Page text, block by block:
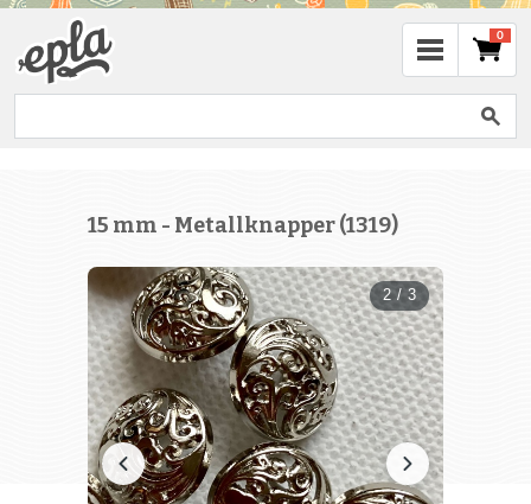
0
15 mm - Metallknapper (1319)
2 / 3